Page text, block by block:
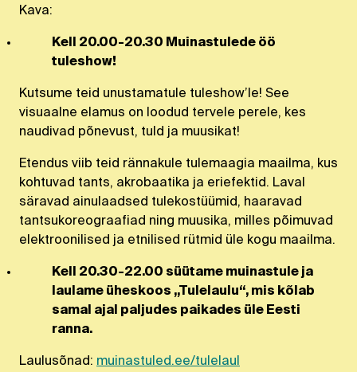
Kava:
Kell 20.00-20.30 Muinastulede öö
tuleshow!
Kutsume teid unustamatule tuleshow’le! See
visuaalne elamus on loodud tervele perele, kes
naudivad põnevust, tuld ja muusikat!
Etendus viib teid rännakule tulemaagia maailma, kus
kohtuvad tants, akrobaatika ja eriefektid. Laval
säravad ainulaadsed tulekostüümid, haaravad
tantsukoreograafiad ning muusika, milles põimuvad
elektroonilised ja etnilised rütmid üle kogu maailma.
Kell 20.30-22.00 süütame muinastule ja
laulame üheskoos „Tulelaulu“, mis kõlab
samal ajal paljudes paikades üle Eesti
ranna.
Laulusõnad: muinastuled.ee/tulelaul